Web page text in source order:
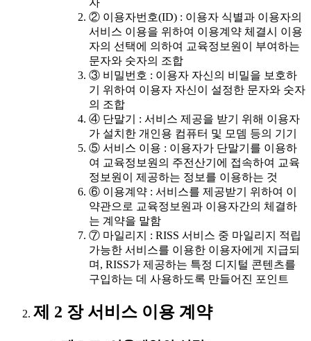
자
② 이용자번호(ID) : 이용자 식별과 이용자의
서비스 이용을 위하여 이용계약 체결시 이용
자의 선택에 의하여 교육정보원이 부여하는
문자와 숫자의 조합
③ 비밀번호 : 이용자 자신의 비밀을 보호하
기 위하여 이용자 자신이 설정한 문자와 숫자
의 조합
④ 단말기 : 서비스 제공을 받기 위해 이용자
가 설치한 개인용 컴퓨터 및 모뎀 등의 기기
⑤ 서비스 이용 : 이용자가 단말기를 이용하
여 교육정보원의 주전산기에 접속하여 교육
정보원이 제공하는 정보를 이용하는 것
⑥ 이용계약 : 서비스를 제공받기 위하여 이
약관으로 교육정보원과 이용자간의 체결하
는 계약을 말함
⑦ 마일리지 : RISS 서비스 중 마일리지 적립
가능한 서비스를 이용한 이용자에게 지급되
며, RISS가 제공하는 특정 디지털 콘텐츠를
구입하는 데 사용하도록 만들어진 포인트
제 2 장 서비스 이용 계약